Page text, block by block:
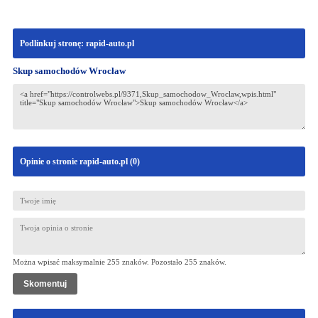
Podlinkuj stronę: rapid-auto.pl
Skup samochodów Wrocław
Opinie o stronie rapid-auto.pl (0)
Można wpisać maksymalnie 255 znaków. Pozostało 255 znaków.